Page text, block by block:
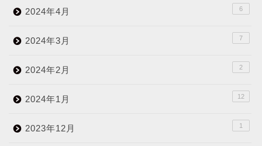
2024年4月 6
2024年3月 7
2024年2月 2
2024年1月 12
2023年12月 1